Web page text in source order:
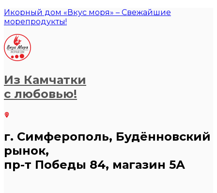
Икорный дом «Вкус моря» – Свежайшие
морепродукты!
Из Камчатки
с любовью!
г. Симферополь, Будённовский
рынок,
пр-т Победы 84, магазин 5А